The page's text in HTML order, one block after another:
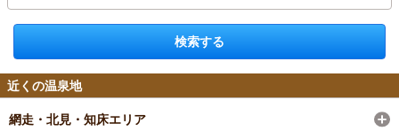
検索する
近くの温泉地
網走・北見・知床エリア